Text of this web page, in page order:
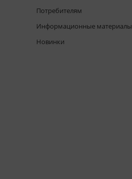
Потребителям
Информационные материалы
Новинки